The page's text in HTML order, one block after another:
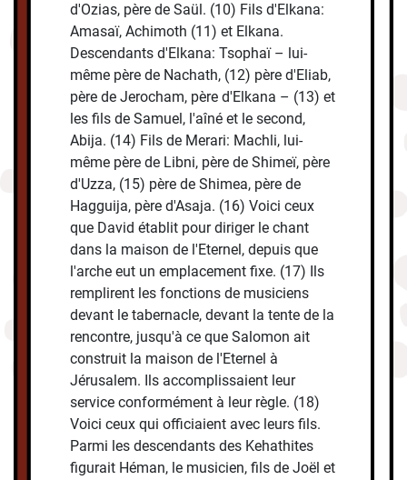
d'Ozias, père de Saül. (10) Fils d'Elkana:
Amasaï, Achimoth (11) et Elkana.
Descendants d'Elkana: Tsophaï – lui-
même père de Nachath, (12) père d'Eliab,
père de Jerocham, père d'Elkana – (13) et
les fils de Samuel, l'aîné et le second,
Abija. (14) Fils de Merari: Machli, lui-
même père de Libni, père de Shimeï, père
d'Uzza, (15) père de Shimea, père de
Hagguija, père d'Asaja. (16) Voici ceux
que David établit pour diriger le chant
dans la maison de l'Eternel, depuis que
l'arche eut un emplacement fixe. (17) Ils
remplirent les fonctions de musiciens
devant le tabernacle, devant la tente de la
rencontre, jusqu'à ce que Salomon ait
construit la maison de l'Eternel à
Jérusalem. Ils accomplissaient leur
service conformément à leur règle. (18)
Voici ceux qui officiaient avec leurs fils.
Parmi les descendants des Kehathites
figurait Héman, le musicien, fils de Joël et